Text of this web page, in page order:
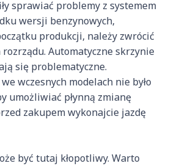
sprawiać problemy z systemem
wersji benzynowych,
produkcji, należy zwrócić
rozrządu. Automatyczne skrzynie
się problematyczne.
wczesnych modelach nie było
umożliwiać płynną zmianę
zakupem wykonajcie jazdę
być tutaj kłopotliwy. Warto